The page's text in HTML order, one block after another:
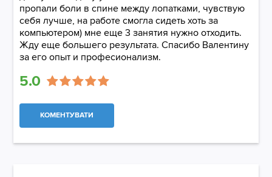
пропали боли в спине между лопатками, чувствую
себя лучше, на работе смогла сидеть хоть за
компьютером) мне еще 3 занятия нужно отходить.
Жду еще большего результата. Спасибо Валентину
за его опыт и професионализм.
5.0
КОМЕНТУВАТИ